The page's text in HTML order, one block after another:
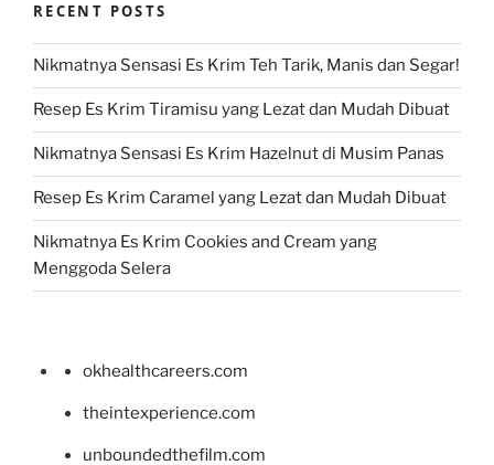
RECENT POSTS
Nikmatnya Sensasi Es Krim Teh Tarik, Manis dan Segar!
Resep Es Krim Tiramisu yang Lezat dan Mudah Dibuat
Nikmatnya Sensasi Es Krim Hazelnut di Musim Panas
Resep Es Krim Caramel yang Lezat dan Mudah Dibuat
Nikmatnya Es Krim Cookies and Cream yang
Menggoda Selera
okhealthcareers.com
theintexperience.com
unboundedthefilm.com